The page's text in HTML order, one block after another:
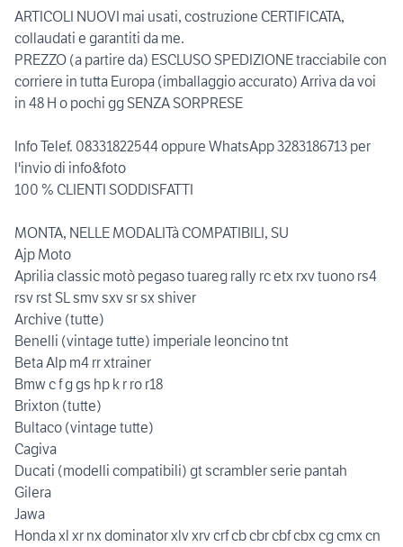
ARTICOLI NUOVI mai usati, costruzione CERTIFICATA,
collaudati e garantiti da me.
PREZZO (a partire da) ESCLUSO SPEDIZIONE tracciabile con
corriere in tutta Europa (imballaggio accurato) Arriva da voi
in 48 H o pochi gg SENZA SORPRESE
Info Telef. 08331822544 oppure WhatsApp 3283186713 per
l'invio di info&foto
100 % CLIENTI SODDISFATTI
MONTA, NELLE MODALITà COMPATIBILI, SU
Ajp Moto
Aprilia classic motò pegaso tuareg rally rc etx rxv tuono rs4
rsv rst SL smv sxv sr sx shiver
Archive (tutte)
Benelli (vintage tutte) imperiale leoncino tnt
Beta Alp m4 rr xtrainer
Bmw c f g gs hp k r ro r18
Brixton (tutte)
Bultaco (vintage tutte)
Cagiva
Ducati (modelli compatibili) gt scrambler serie pantah
Gilera
Jawa
Honda xl xr nx dominator xlv xrv crf cb cbr cbf cbx cg cmx cn